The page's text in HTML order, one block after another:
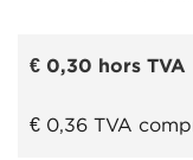
€ 0,30 hors TVA
€ 0,36 TVA